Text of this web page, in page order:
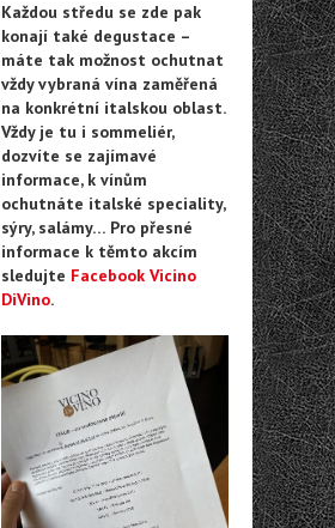
Každou středu se zde pak
konají také degustace –
máte tak možnost ochutnat
vždy vybraná vína zaměřená
na konkrétní italskou oblast.
Vždy je tu i sommeliér,
dozvíte se zajímavé
informace, k vínům
ochutnáte italské speciality,
sýry, salámy… Pro přesné
informace k těmto akcím
sledujte Facebook Vicino
DiVino.